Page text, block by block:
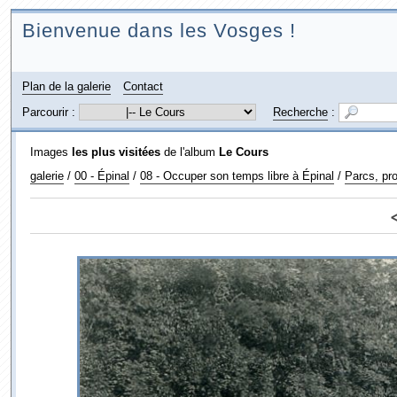
Bienvenue dans les Vosges !
Plan de la galerie
Contact
Parcourir :
Recherche:
Images les plus visitéesde l'album Le Cours
galerie/ 00 - Épinal / 08 - Occuper son temps libre à Épinal / Parcs,